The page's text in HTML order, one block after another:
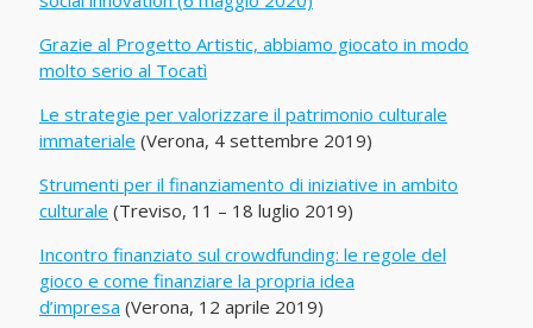
Grazie al Progetto Artistic, abbiamo giocato in modo
molto serio al Tocatì
Le strategie per valorizzare il patrimonio culturale
immateriale (Verona, 4 settembre 2019)
Strumenti per il finanziamento di iniziative in ambito
culturale (Treviso, 11 – 18 luglio 2019)
Incontro finanziato sul crowdfunding: le regole del
gioco e come finanziare la propria idea
d’impresa (Verona, 12 aprile 2019)